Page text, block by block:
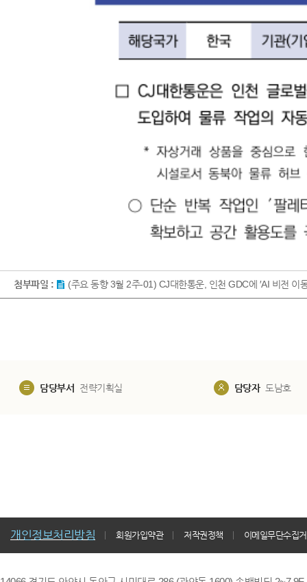
첨부파일 : (주요 동향 3월 2주-01) CJ대한통운, 인천 GDC에 ′AI 비전
담당부서 전략기획실 담당자 도남호
개인정보처리방침 회원가입약관 저작권정책 이메일무단수집